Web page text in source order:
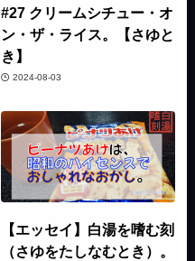
#27 クリームシチュー・オ
ン・ザ・ライス。【さゆと
き】
2024-08-03
【エッセイ】白湯を嗜む刻
（さゆをたしなむとき）。